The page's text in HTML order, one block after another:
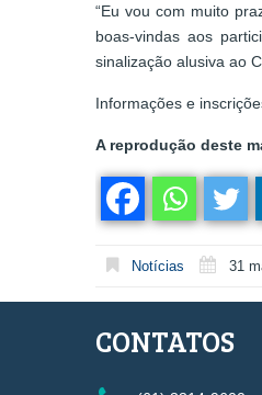
“Eu vou com muito
boas-vindas aos
sinalização alusiva ao
Informações e
A reprodução deste
Notícias 31
CONTATOS